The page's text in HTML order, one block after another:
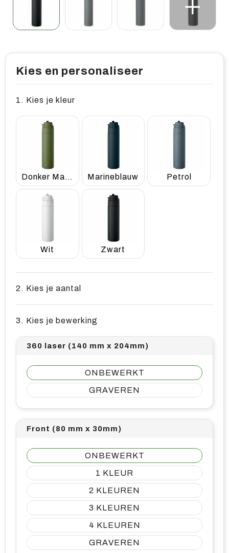
Kies en personaliseer
1. Kies je kleur
Donker Marinegroen Marineblauw Petrol
Wit Zwart
2. Kies je aantal
3. Kies je bewerking
360 laser (140 mm x 204mm)
ONBEWERKT
GRAVEREN
Front (80 mm x 30mm)
ONBEWERKT
1
2
3
4
GRAVEREN